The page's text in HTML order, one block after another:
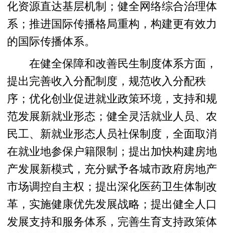
化资源直达基层机制；健全网络综合治理体
系；推进国际传播格局重构，构建更有效力
的国际传播体系。
在健全保障和改善民生制度体系方面，
提出完善收入分配制度，规范收入分配秩
序；优化创业促进就业政策环境，支持和规
范发展新就业形态；健全灵活就业人员、农
民工、新就业形态人员社保制度，全面取消
在就业地参保户籍限制；提出加快构建房地
产发展新模式，充分赋予各城市政府房地产
市场调控自主权；提出深化医药卫生体制改
革，实施健康优先发展战略；提出健全人口
发展支持和服务体系，完善生育支持政策体